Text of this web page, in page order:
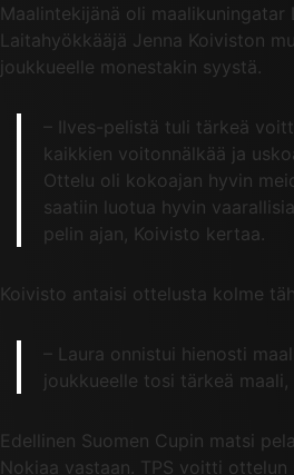
Maalintekijänä oli maalikuningatar
Laitahyökkääjä Jenna Koiviston
joukkueelle monestakin syystä.
– Ilves-pelistä tuli tärkeä
kaikkien voitonnälkää ja
Ottelu oli kokoajan hyvin
saatiin luotua hyvin
pelin ajan, Koivisto kertaa.
Koivisto antaisi ottelusta kolme
– Laura onnistui hienosti
joukkueelle tosi tärkeä
Edellinen Suomen Cupin matsi
Nokiaa vastaan. TPS voitti